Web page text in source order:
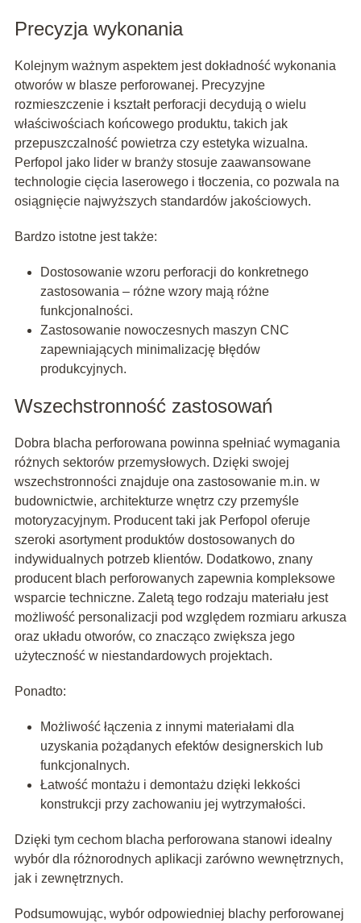
Precyzja wykonania
Kolejnym ważnym aspektem jest dokładność wykonania
otworów w blasze perforowanej. Precyzyjne
rozmieszczenie i kształt perforacji decydują o wielu
właściwościach końcowego produktu, takich jak
przepuszczalność powietrza czy estetyka wizualna.
Perfopol jako lider w branży stosuje zaawansowane
technologie cięcia laserowego i tłoczenia, co pozwala na
osiągnięcie najwyższych standardów jakościowych.
Bardzo istotne jest także:
Dostosowanie wzoru perforacji do konkretnego
zastosowania – różne wzory mają różne
funkcjonalności.
Zastosowanie nowoczesnych maszyn CNC
zapewniających minimalizację błędów
produkcyjnych.
Wszechstronność zastosowań
Dobra blacha perforowana powinna spełniać wymagania
różnych sektorów przemysłowych. Dzięki swojej
wszechstronności znajduje ona zastosowanie m.in. w
budownictwie, architekturze wnętrz czy przemyśle
motoryzacyjnym. Producent taki jak Perfopol oferuje
szeroki asortyment produktów dostosowanych do
indywidualnych potrzeb klientów. Dodatkowo, znany
producent blach perforowanych zapewnia kompleksowe
wsparcie techniczne. Zaletą tego rodzaju materiału jest
możliwość personalizacji pod względem rozmiaru arkusza
oraz układu otworów, co znacząco zwiększa jego
użyteczność w niestandardowych projektach.
Ponadto:
Możliwość łączenia z innymi materiałami dla
uzyskania pożądanych efektów designerskich lub
funkcjonalnych.
Łatwość montażu i demontażu dzięki lekkości
konstrukcji przy zachowaniu jej wytrzymałości.
Dzięki tym cechom blacha perforowana stanowi idealny
wybór dla różnorodnych aplikacji zarówno wewnętrznych,
jak i zewnętrznych.
Podsumowując, wybór odpowiedniej blachy perforowanej